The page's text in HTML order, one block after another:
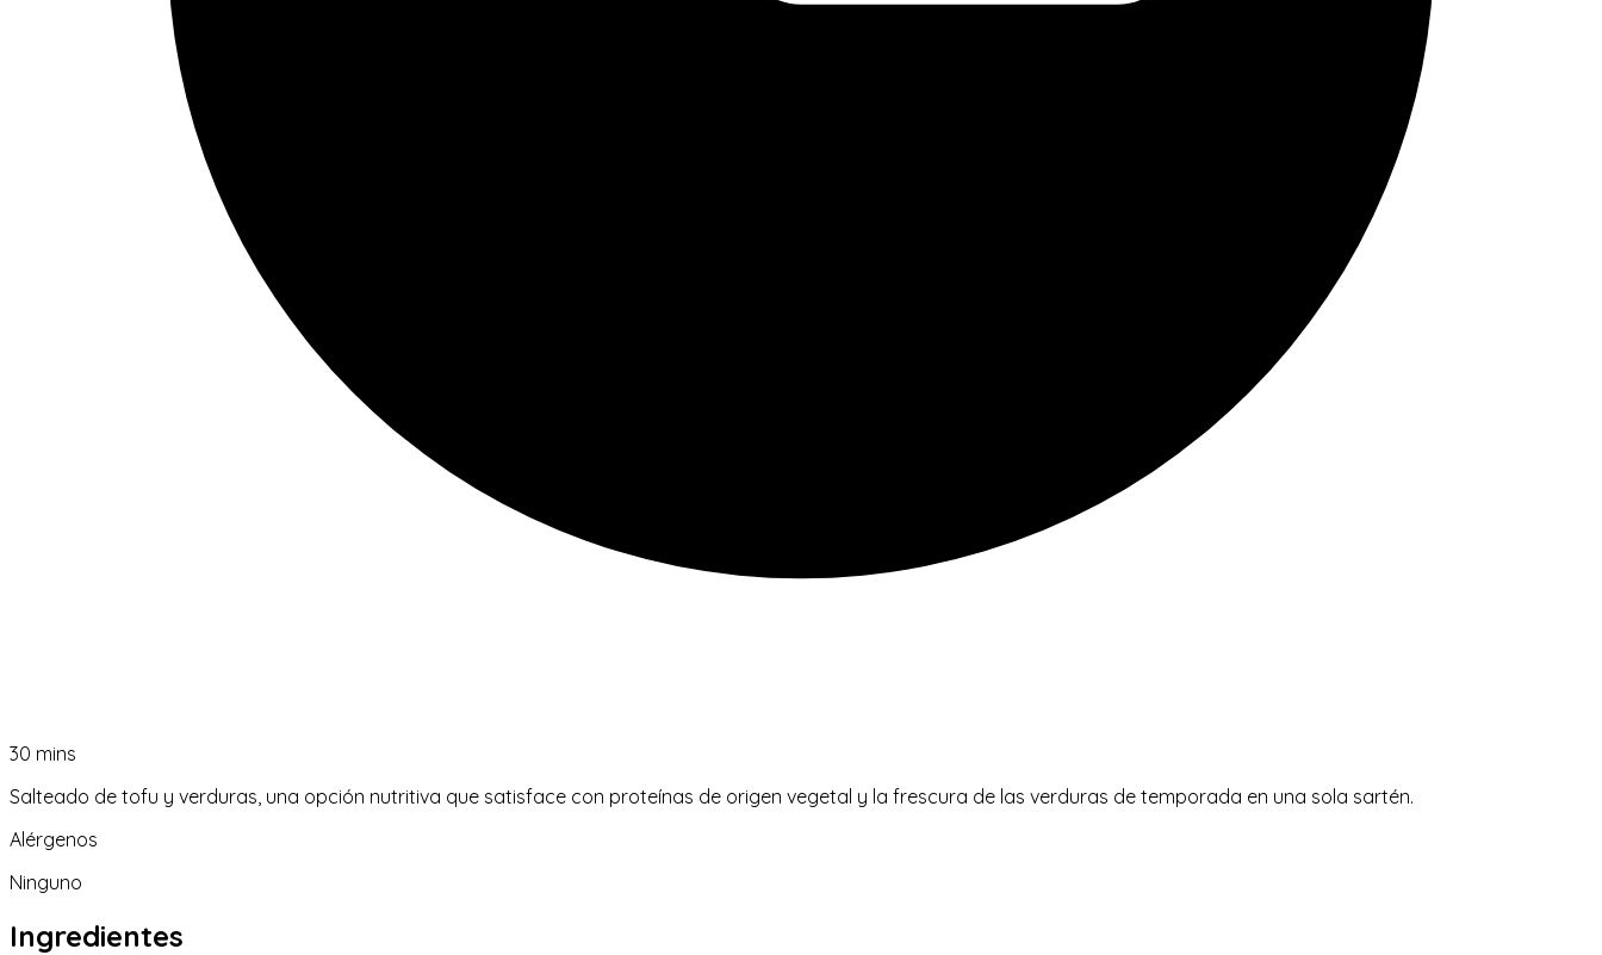
30 mins
Salteado de tofu y verduras, una opción nutritiva que satisface con proteínas de origen vegetal y la frescura de las verduras de temporada en una sola sartén.
Alérgenos
Ninguno
Ingredientes